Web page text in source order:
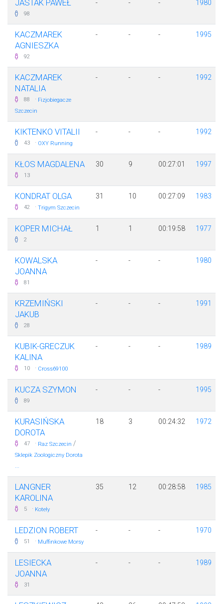
JASTAK PAWEŁ
98
- - - 1980
KACZMAREK
AGNIESZKA
92
- - - 1995
KACZMAREK
NATALIA
88 · Fizjobiegacze
Szczecin
- - - 1992
KIKTENKO VITALII
43 · OXY Running
- - - 1992
KŁOS MAGDALENA
13
30 9 00:27:01 1997
KONDRAT OLGA
42 · Trigym Szczecin
31 10 00:27:09 1983
KOPER MICHAŁ
2
1 1 00:19:58 1977
KOWALSKA
JOANNA
81
- - - 1980
KRZEMIŃSKI
JAKUB
28
- - - 1991
KUBIK-GRECZUK
KALINA
10 · Cross69100
- - - 1989
KUCZA SZYMON
89
- - - 1995
KURASIŃSKA
DOROTA
47 · Raz Szczecin /
Sklepik Zoologiczny Dorota
...
18 3 00:24:32 1972
LANGNER
KAROLINA
5 · Koteły
35 12 00:28:58 1985
LEDZION ROBERT
51 · Muffinkowe Morsy
- - - 1970
LESIECKA
JOANNA
31
- - - 1989